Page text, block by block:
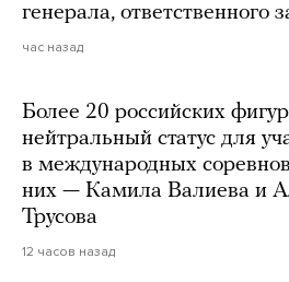
генерала, ответственного
час назад
Более 20 российских
нейтральный статус для
в международных
них — Камила Валиева и
Трусова
12 часов назад